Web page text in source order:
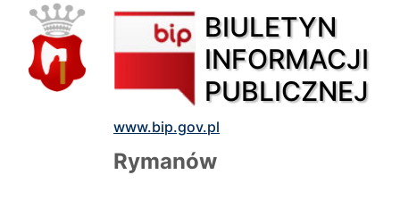
BIULETYN
INFORMACJI
PUBLICZNEJ
www.bip.gov.pl
Rymanów